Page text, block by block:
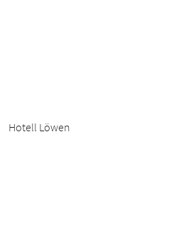
Hotell Löwen